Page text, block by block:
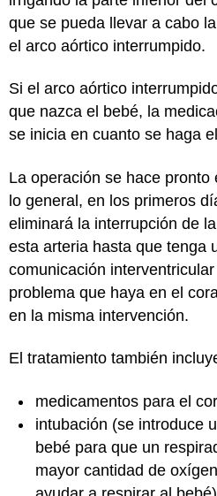
que se pueda llevar a cabo
el arco aórtico interrumpido.
Si el arco aórtico
que nazca el bebé, la
se inicia en cuanto se haga
La operación se hace
lo general, en los primeros
eliminará la interrupción de
esta arteria hasta que tenga
comunicación
problema que haya en el
en la misma intervención.
El tratamiento también
medicamentos para el
intubación (se introduce
bebé para que un
mayor cantidad de